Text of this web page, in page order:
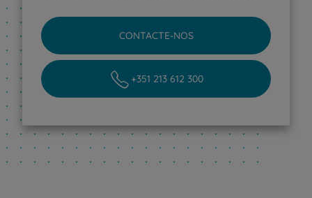
CONTACTE-NOS
+351 213 612 300